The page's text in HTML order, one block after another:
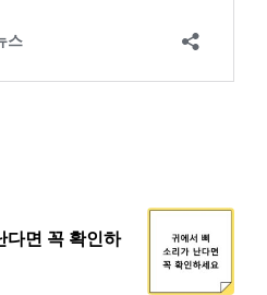
다면 꼭 확인하